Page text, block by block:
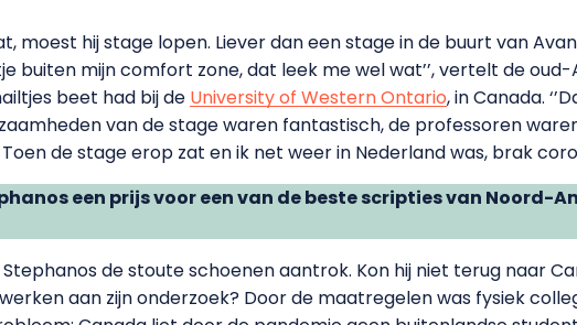
moest hij stage lopen. Liever dan een stage in de buurt van
buiten mijn comfort zone, dat leek me wel wat’’, vertelt de
beet had bij de University of Western Ontario, in Canada.
van de stage waren fantastisch, de professoren
de stage erop zat en ik net weer in Nederland was, brak
een prijs voor een van de beste scripties van Noord-
de stoute schoenen aantrok. Kon hij niet terug naar
aan zijn onderzoek? Door de maatregelen was fysiek